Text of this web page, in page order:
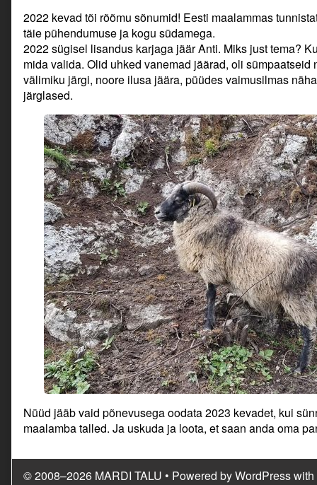
2022 kevad tõi rõõmu sõnumid! Eesti maalammas
täie pühendumuse ja kogu südamega.
2022 sügisel lisandus karjaga jäär Anti. Miks just tema?
mida valida. Olid uhked vanemad jäärad, oli
välimiku järgi, noore ilusa jäära, püüdes vaimusilmas
järglased.
Nüüd jääb vaid põnevusega oodata 2023 kevadet, kui
maalamba talled. Ja uskuda ja loota, et saan anda oma
© 2008–2026 MARDI TALU • Powered byWordPresswith